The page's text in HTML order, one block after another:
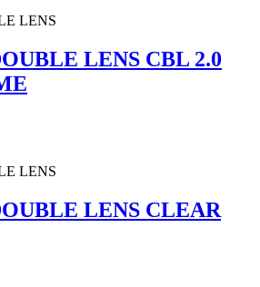
LENS
LENS CBL 2.0
LENS
LENS CLEAR